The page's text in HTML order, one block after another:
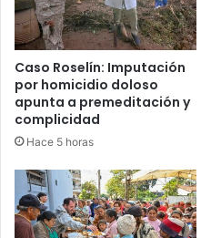
Caso Roselín: Imputación
por homicidio doloso
apunta a premeditación y
complicidad
Hace 5 horas